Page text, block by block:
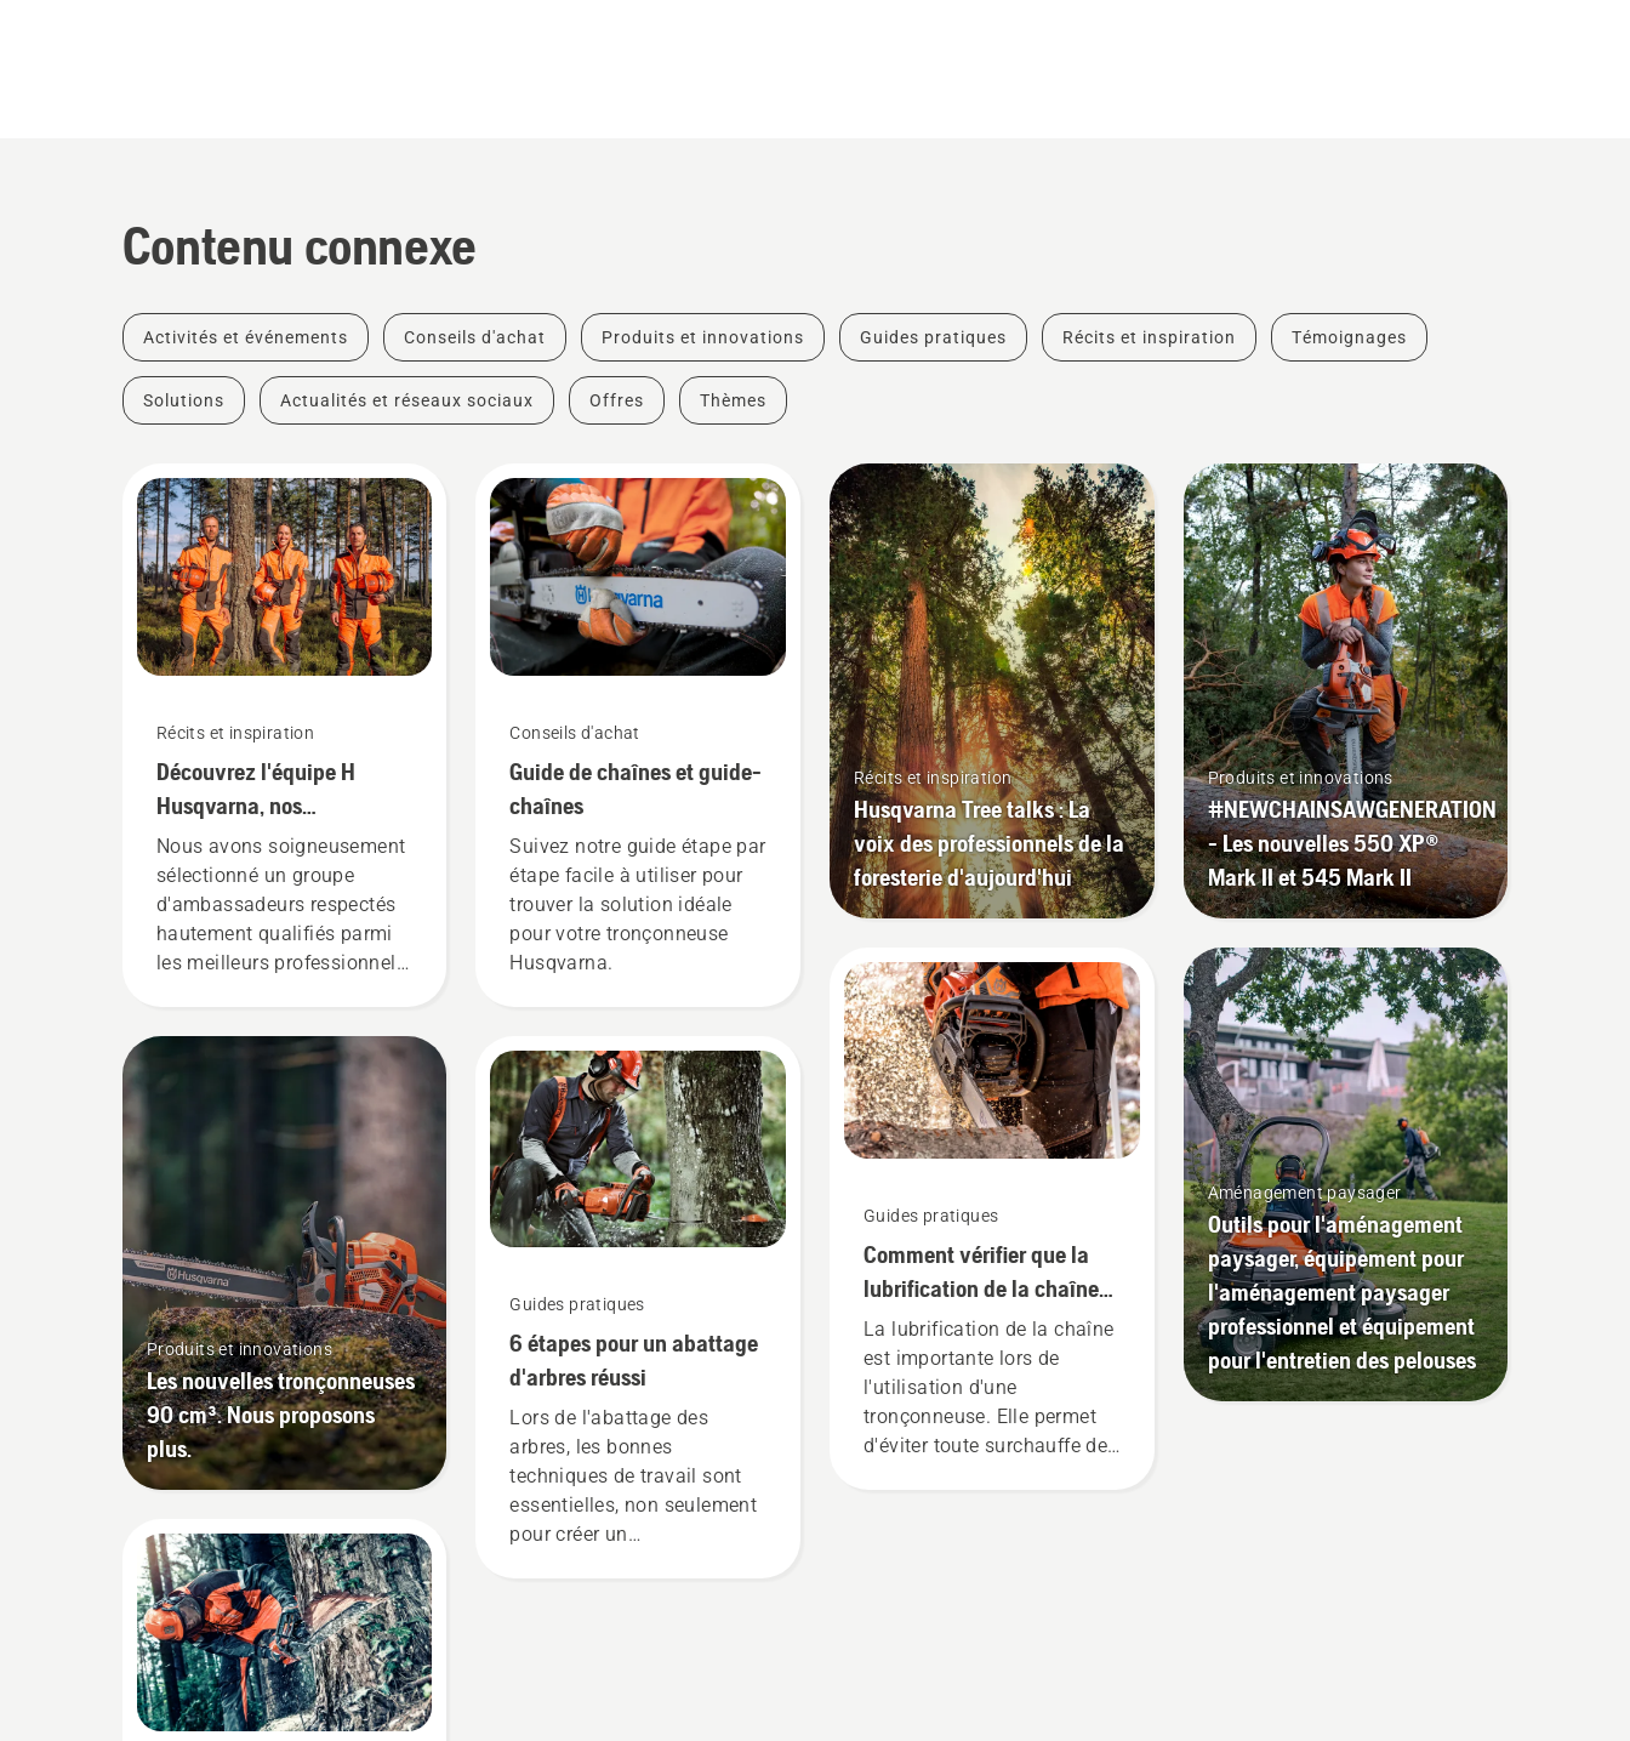
Contenu connexe
Activités et événements Conseils d'achat Produits et innovations Guides pratiques Récits et inspiration Témoignages
Solutions Actualités et réseaux sociaux Offres Thèmes
Récits et inspiration
Découvrez l'équipe H
Husqvarna, nos
utilisateurs les plus
exigeants
Nous avons soigneusement
sélectionné un groupe
d'ambassadeurs respectés
hautement qualifiés parmi
les meilleurs professionnels
équipe H, et ce sont nos
utilisateurs les plus
Produits et innovations
Les nouvelles tronçonneuses
90 cm³. Nous proposons
plus.
Conseils d'achat
Guide de chaînes et guide-
chaînes
Suivez notre guide étape par
étape facile à utiliser pour
trouver la solution idéale
pour votre tronçonneuse
Husqvarna.
Guides pratiques
6 étapes pour un abattage
d'arbres réussi
Lors de l'abattage des
arbres, les bonnes
techniques de travail sont
essentielles, non seulement
pour créer un
Récits et inspiration
Husqvarna Tree talks : La
voix des professionnels de la
foresterie d'aujourd'hui
Guides pratiques
Comment vérifier que la
lubrification de la chaîne
fonctionne sur votre
tronçonneuse
La lubrification de la chaîne
est importante lors de
l'utilisation d'une
tronçonneuse. Elle permet
d'éviter toute surchauffe de
Produits et innovations
#NEWCHAINSAWGENERATION
- Les nouvelles 550 XP®
Mark II et 545 Mark II
Aménagement paysager
Outils pour l'aménagement
paysager, équipement pour
l'aménagement paysager
professionnel et équipement
pour l'entretien des pelouses